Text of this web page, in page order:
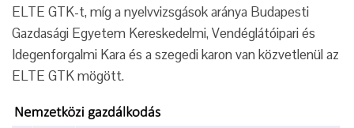
ELTE GTK-t, míg a nyelvvizsgások aránya Budapesti
Gazdasági Egyetem Kereskedelmi, Vendéglátóipari és
Idegenforgalmi Kara és a szegedi karon van közvetlenül az
ELTE GTK mögött.